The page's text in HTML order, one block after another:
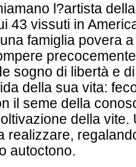
l?artista
43 vissuti in
famiglia povera
sogno di libertà e
della sua vita:
il seme della
della vite.
realizzare,
autoctono.